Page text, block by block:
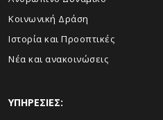
Κοινωνική Δράση
Ιστορία και Προοπτικές
Νέα και ανακοινώσεις
ΥΠΗΡΕΣΙΕΣ: